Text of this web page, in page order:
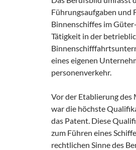
Führungsaufgaben und
Binnenschiffes im
Tätigkeit in der
eines eigenen
personenverkehr.
Vor der Etablierung
war die höchste
das Patent. Diese
zum Führen eines
rechtlichen Sinne des